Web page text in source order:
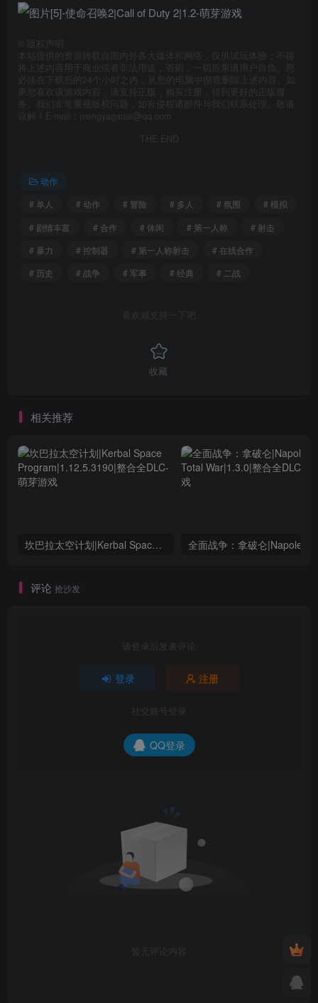
版权声明
本站提供的资源转载自国内外各大媒体和网络，仅供试玩体验；不得
将上述内容用于商业或者非法用途，否则，一切后果请用户自负。您
必须在下载后的24个小时之内，从您的电脑中彻底删除上述内容。如
果您喜欢该游戏内容，请支持正版，购买注册，得到更好的正版服
务。我们非常重视版权问题，如有侵权请邮件与我们联系处理。敬请
谅解！E-mail：mengyagame@qq.com
THE END
动作
# 单人
# 动作 # 冒险 # 多人 # 氛围
# 模拟
# 剧情丰富
# 合作 # 休闲 # 第一人称
# 射击
# 暴力
# 控制器 # 第一人称射击
# 在线合作
# 历史
# 战争 # 军事 # 经典 # 二战
喜欢就支持一下吧
收藏
相关推荐
坎巴拉太空计划|Kerbal Space Program|1.12.5.3190|整合全DLC
评论 抢沙发
请登录后发表评论
登录 注册
社交账号登录
QQ登录
暂无评论内容